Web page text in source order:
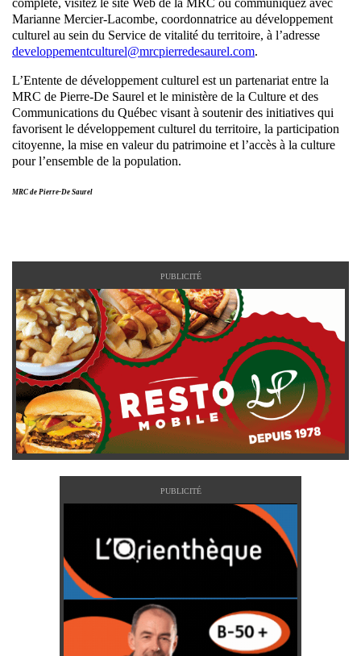
Marianne Mercier-Lacombe, coordonnatrice au développement
culturel au sein du Service de vitalité du territoire, à l’adresse
developpementculturel@mrcpierredesaurel.com.
L’Entente de développement culturel est un partenariat entre la
MRC de Pierre-De Saurel et le ministère de la Culture et des
Communications du Québec visant à soutenir des initiatives qui
favorisent le développement culturel du territoire, la participation
citoyenne, la mise en valeur du patrimoine et l’accès à la culture
pour l’ensemble de la population.
MRC de Pierre-De Saurel
PUBLICITÉ
PUBLICITÉ